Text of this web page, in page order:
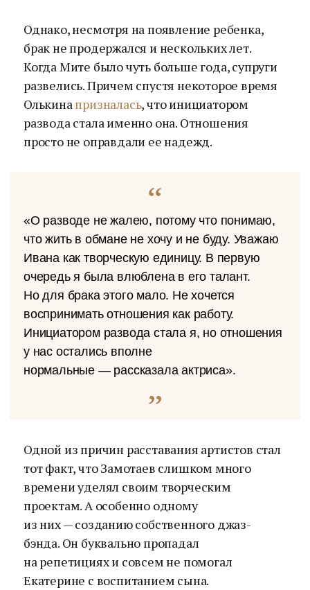
Однако, несмотря на появление ребенка,
брак не продержался и нескольких лет.
Когда Мите было чуть больше года, супруги
развелись. Причем спустя некоторое время
Олькинапризналась, что инициатором
развода стала именно она. Отношения
просто не оправдали ее надежд.
«О разводе не жалею, потому что понимаю,
что жить в обмане не хочу и не буду. Уважаю
Ивана как творческую единицу. В первую
очередь я была влюблена в его талант.
Но для брака этого мало. Не хочется
воспринимать отношения как работу.
Инициатором развода стала я, но отношения
у нас остались вполне
нормальные — рассказала актриса».
Одной из причин расставания артистов стал
тот факт, что Замотаев слишком много
времени уделял своим творческим
проектам. А особенно одному
из них — созданию собственного джаз-
бэнда. Он буквально пропадал
на репетициях и совсем не помогал
Екатерине с воспитанием сына.